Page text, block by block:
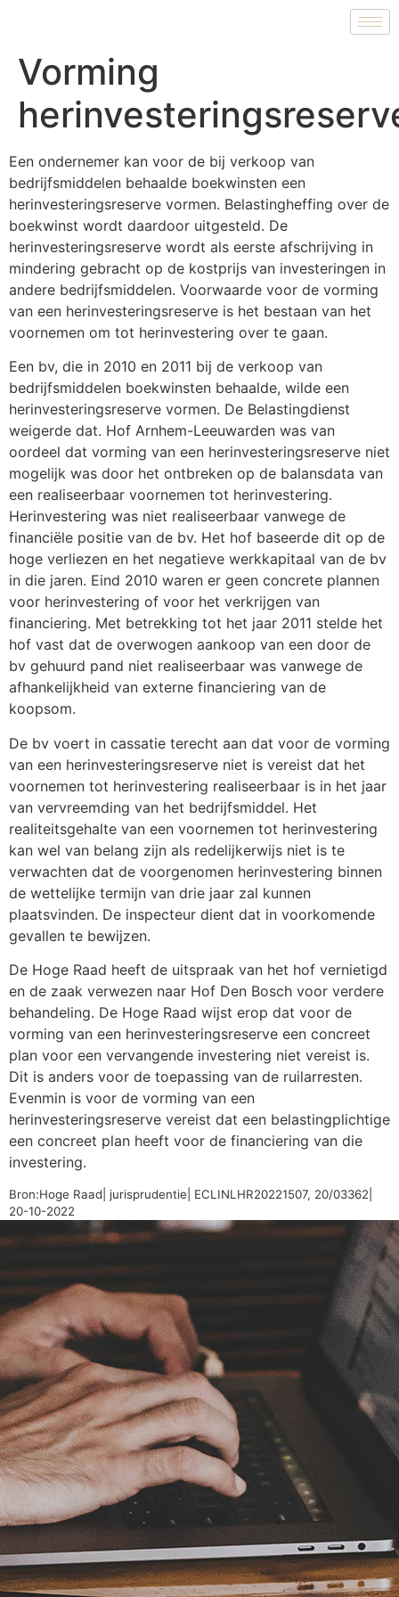
Vorming
Een ondernemer kan voor de bij verkoop van
bedrijfsmiddelen behaalde boekwinsten een
herinvesteringsreserve vormen. Belastingheffing over de
boekwinst wordt daardoor uitgesteld. De
herinvesteringsreserve wordt als eerste afschrijving in
mindering gebracht op de kostprijs van investeringen in
andere bedrijfsmiddelen. Voorwaarde voor de vorming
van een herinvesteringsreserve is het bestaan van het
voornemen om tot herinvestering over te gaan.
Een bv, die in 2010 en 2011 bij de verkoop van
bedrijfsmiddelen boekwinsten behaalde, wilde een
herinvesteringsreserve vormen. De Belastingdienst
weigerde dat. Hof Arnhem-Leeuwarden was van
oordeel dat vorming van een herinvesteringsreserve niet
mogelijk was door het ontbreken op de balansdata van
een realiseerbaar voornemen tot herinvestering.
Herinvestering was niet realiseerbaar vanwege de
financiële positie van de bv. Het hof baseerde dit op de
hoge verliezen en het negatieve werkkapitaal van de bv
in die jaren. Eind 2010 waren er geen concrete plannen
voor herinvestering of voor het verkrijgen van
financiering. Met betrekking tot het jaar 2011 stelde het
hof vast dat de overwogen aankoop van een door de
bv gehuurd pand niet realiseerbaar was vanwege de
afhankelijkheid van externe financiering van de
koopsom.
De bv voert in cassatie terecht aan dat voor de vorming
van een herinvesteringsreserve niet is vereist dat het
voornemen tot herinvestering realiseerbaar is in het jaar
van vervreemding van het bedrijfsmiddel. Het
realiteitsgehalte van een voornemen tot herinvestering
kan wel van belang zijn als redelijkerwijs niet is te
verwachten dat de voorgenomen herinvestering binnen
de wettelijke termijn van drie jaar zal kunnen
plaatsvinden. De inspecteur dient dat in voorkomende
gevallen te bewijzen.
De Hoge Raad heeft de uitspraak van het hof vernietigd
en de zaak verwezen naar Hof Den Bosch voor verdere
behandeling. De Hoge Raad wijst erop dat voor de
vorming van een herinvesteringsreserve een concreet
plan voor een vervangende investering niet vereist is.
Dit is anders voor de toepassing van de ruilarresten.
Evenmin is voor de vorming van een
herinvesteringsreserve vereist dat een belastingplichtige
een concreet plan heeft voor de financiering van die
investering.
Bron:Hoge Raad| jurisprudentie| ECLINLHR20221507, 20/03362|
20-10-2022